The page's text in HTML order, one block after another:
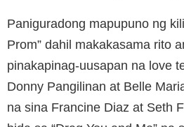
Paniguradong mapupuno ng
Prom” dahil makakasama rito
pinakapinag-uusapan na love
Donny Pangilinan at Belle
na sina Francine Diaz at Seth